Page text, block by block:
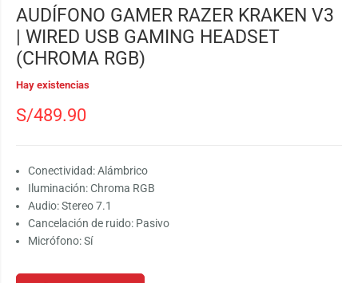
AUDÍFONO GAMER RAZER KRAKEN V3
| WIRED USB GAMING HEADSET
(CHROMA RGB)
Hay existencias
S/489.90
Conectividad: Alámbrico
Iluminación: Chroma RGB
Audio: Stereo 7.1
Cancelación de ruido: Pasivo
Micrófono: Sí